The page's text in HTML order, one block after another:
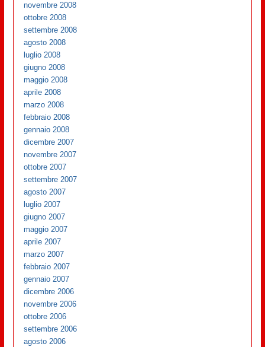
novembre 2008
ottobre 2008
settembre 2008
agosto 2008
luglio 2008
giugno 2008
maggio 2008
aprile 2008
marzo 2008
febbraio 2008
gennaio 2008
dicembre 2007
novembre 2007
ottobre 2007
settembre 2007
agosto 2007
luglio 2007
giugno 2007
maggio 2007
aprile 2007
marzo 2007
febbraio 2007
gennaio 2007
dicembre 2006
novembre 2006
ottobre 2006
settembre 2006
agosto 2006